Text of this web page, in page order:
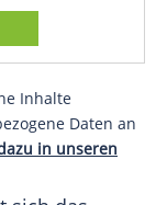
Inhalte
Daten an
in unseren